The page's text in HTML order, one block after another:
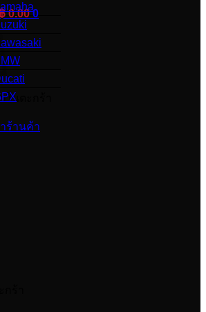
0.00 0
นตะกร้า
ร้านค้า
ร้า